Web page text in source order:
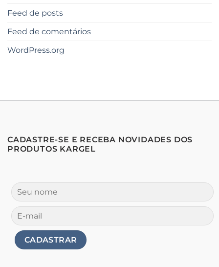
Feed de posts
Feed de comentários
WordPress.org
CADASTRE-SE E RECEBA NOVIDADES DOS
PRODUTOS KARGEL